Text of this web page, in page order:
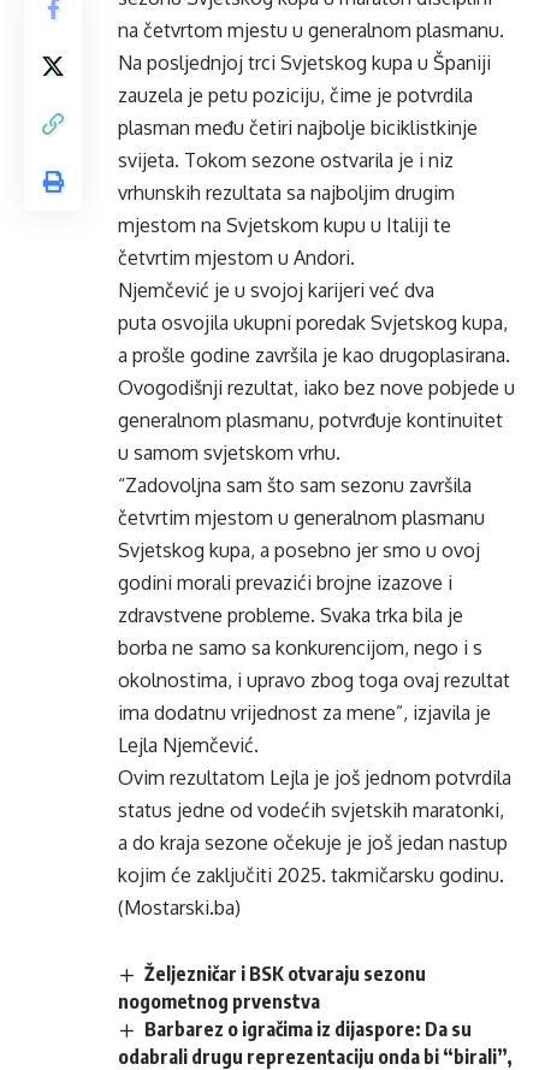
na četvrtom mjestu u generalnom plasmanu.
Na posljednjoj trci Svjetskog kupa u Španiji
zauzela je petu poziciju, čime je potvrdila
plasman među četiri najbolje biciklistkinje
svijeta. Tokom sezone ostvarila je i niz
vrhunskih rezultata sa najboljim drugim
mjestom na Svjetskom kupu u Italiji te
četvrtim mjestom u Andori.
Njemčević je u svojoj karijeri već dva
puta osvojila ukupni poredak Svjetskog kupa,
a prošle godine završila je kao drugoplasirana.
Ovogodišnji rezultat, iako bez nove pobjede u
generalnom plasmanu, potvrđuje kontinuitet
u samom svjetskom vrhu.
“Zadovoljna sam što sam sezonu završila
četvrtim mjestom u generalnom plasmanu
Svjetskog kupa, a posebno jer smo u ovoj
godini morali prevazići brojne izazove i
zdravstvene probleme. Svaka trka bila je
borba ne samo sa konkurencijom, nego i s
okolnostima, i upravo zbog toga ovaj rezultat
ima dodatnu vrijednost za mene”, izjavila je
Lejla Njemčević.
Ovim rezultatom Lejla je još jednom potvrdila
status jedne od vodećih svjetskih maratonki,
a do kraja sezone očekuje je još jedan nastup
kojim će zaključiti 2025. takmičarsku godinu.
(Mostarski.ba)
Željezničar i BSK otvaraju sezonu
nogometnog prvenstva
Barbarez o igračima iz dijaspore: Da su
odabrali drugu reprezentaciju onda bi “birali”,